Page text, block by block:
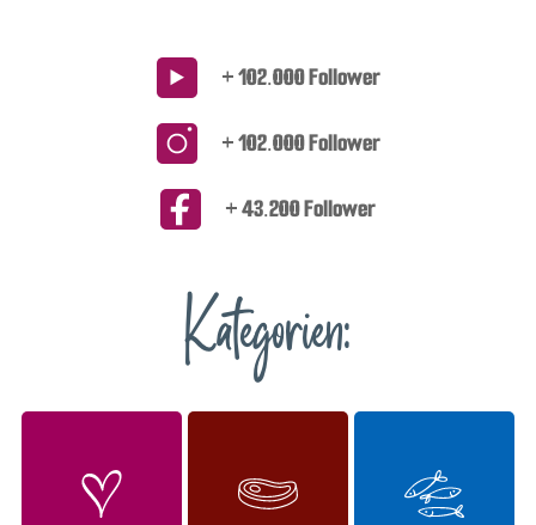
+ 102.000 Follower
+ 102.000 Follower
+ 43.200 Follower
Kategorien: